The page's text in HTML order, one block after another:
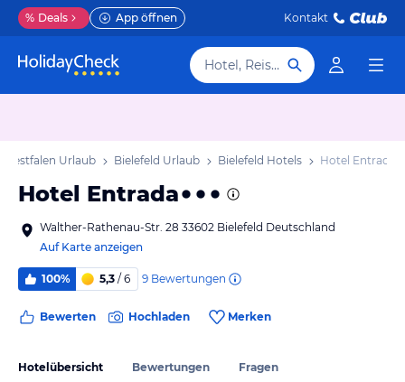
% Deals App öffnen Kontakt
Hotel, Reiseziel
Urlaub Bielefeld Urlaub Bielefeld Hotels Hotel Entrada
Hotel Entrada
Walther-Rathenau-Str. 28 33602 Bielefeld Deutschland
Auf Karte anzeigen
100% 5,3 / 6 9 Bewertungen
Bewerten Hochladen Merken
Hotelübersicht Bewertungen Fragen